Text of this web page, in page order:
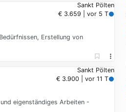
Sankt Pölten
€ 3.659 | vor 5 T
Erstellung von
Sankt Pölten
€ 3.900 | vor 11 T
eigenständiges Arbeiten -